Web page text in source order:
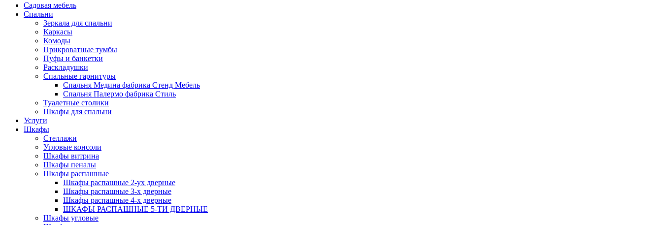
Садовая мебель
Спальни
Зеркала для спальни
Каркасы
Комоды
Прикроватные тумбы
Пуфы и банкетки
Раскладушки
Спальные гарнитуры
Спальня Медина фабрика Стенд Мебель
Спальня Палермо фабрика Стиль
Туалетные столики
Шкафы для спальни
Услуги
Шкафы
Стеллажи
Угловые консоли
Шкафы витрина
Шкафы пеналы
Шкафы распашные
Шкафы распашные 2-ух дверные
Шкафы распашные 3-х дверные
Шкафы распашные 4-х дверные
ШКАФЫ РАСПАШНЫЕ 5-ТИ ДВЕРНЫЕ
Шкафы угловые